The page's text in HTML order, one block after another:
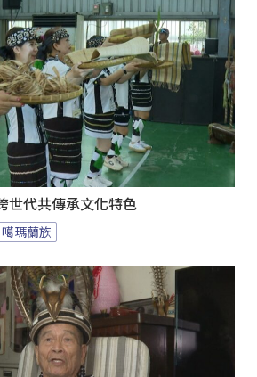
世代共傳承文化特色
噶瑪蘭族